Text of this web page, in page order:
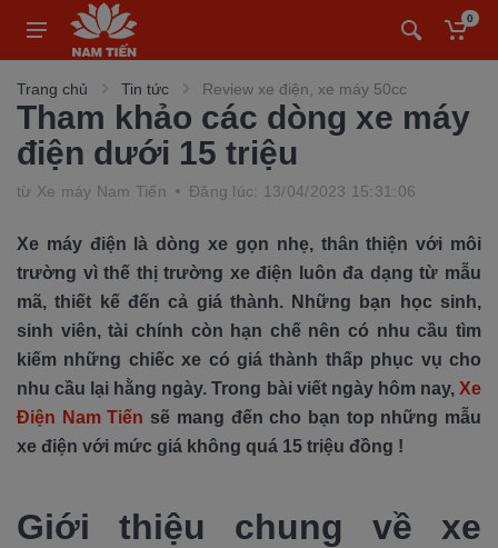
0
Trang chủ Tin tức Review xe điện, xe máy 50cc
Tham khảo các dòng xe máy
điện dưới 15 triệu
từ Xe máy Nam Tiến Đăng lúc: 13/04/2023 15:31:06
Xe máy điện là dòng xe gọn nhẹ, thân thiện với môi
trường vì thế thị trường xe điện luôn đa dạng từ mẫu
mã, thiết kế đến cả giá thành. Những bạn học sinh,
sinh viên, tài chính còn hạn chế nên có nhu cầu tìm
kiếm những chiếc xe có giá thành thấp phục vụ cho
nhu cầu lại hằng ngày. Trong bài viết ngày hôm nay, Xe
Điện Nam Tiến sẽ mang đến cho bạn top những mẫu
xe điện với mức giá không quá 15 triệu đồng !
Giới thiệu chung về xe